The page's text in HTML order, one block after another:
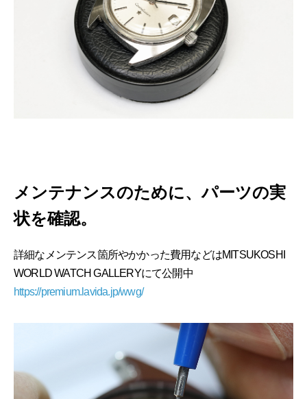
メンテナンスのために、パーツの実
状を確認。
詳細なメンテンス箇所やかかった費用などはMITSUKOSHI
WORLD WATCH GALLERYにて公開中
https://premium.lavida.jp/wwg/